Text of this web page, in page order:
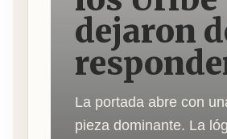
dejaron
La portada abre con
pieza dominante. La